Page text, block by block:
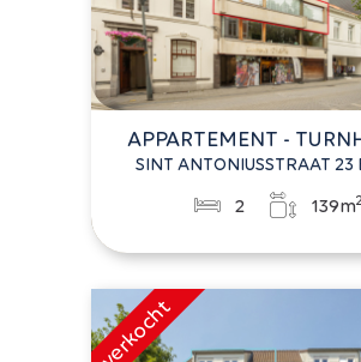
APPARTEMENT -
SINT ANTONIUSSTRAAT 23
2 139m2